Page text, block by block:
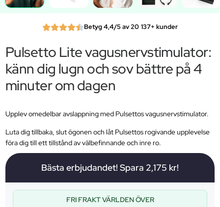
Betyg 4,4/5 av 20 137+ kunder
Pulsetto Lite vagusnervstimulator:
känn dig lugn och sov bättre på 4
minuter om dagen
Upplev omedelbar avslappning med Pulsettos vagusnervstimulator.
Luta dig tillbaka, slut ögonen och låt Pulsettos rogivande upplevelse
föra dig till ett tillstånd av välbefinnande och inre ro.
Bästa erbjudandet! Spara 2,175 kr!
FRI FRAKT VÄRLDEN ÖVER